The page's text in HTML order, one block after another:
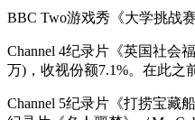
BBC Two游戏秀《大学挑战
Channel 4纪录片《英国社会
万)，收视份额7.1%。在此之
Channel 5纪录片《打捞宝藏